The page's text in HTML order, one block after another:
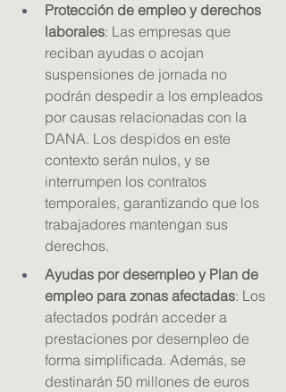
Protección de empleo y derechos
laborales: Las empresas que
reciban ayudas o acojan
suspensiones de jornada no
podrán despedir a los empleados
por causas relacionadas con la
DANA. Los despidos en este
contexto serán nulos, y se
interrumpen los contratos
temporales, garantizando que los
trabajadores mantengan sus
derechos.
Ayudas por desempleo y Plan de
empleo para zonas afectadas: Los
afectados podrán acceder a
prestaciones por desempleo de
forma simplificada. Además, se
destinarán 50 millones de euros